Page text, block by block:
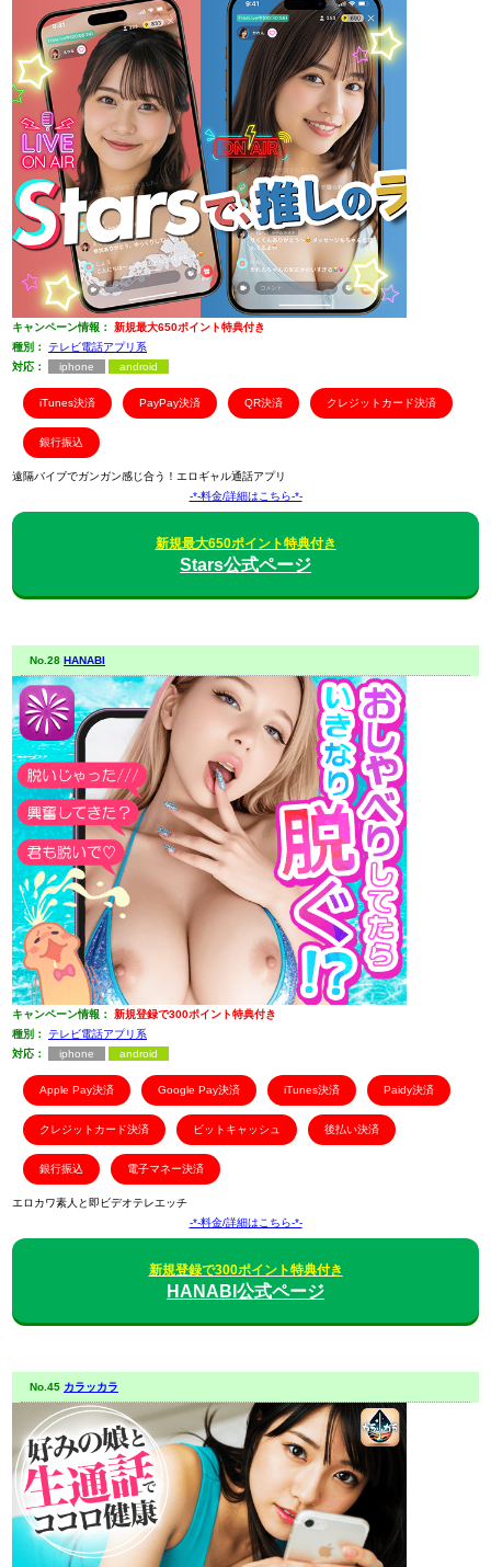
キャンペーン情報：
新規最大650ポイント特典付き
種別：
テレビ電話アプリ系
対応：
iphone android
iTunes決済 PayPay決済 QR決済 クレジットカード決済
銀行振込
遠隔バイブでガンガン感じ合う！エロギャル通話アプリ
-*-料金/詳細はこちら-*-
新規最大650ポイント特典付き
Stars公式ページ
No.28 HANABI
キャンペーン情報：
新規登録で300ポイント特典付き
種別：
テレビ電話アプリ系
対応：
iphone android
Apple Pay決済 Google Pay決済 iTunes決済 Paidy決済
クレジットカード決済 ビットキャッシュ 後払い決済
銀行振込 電子マネー決済
エロカワ素人と即ビデオテレエッチ
-*-料金/詳細はこちら-*-
新規登録で300ポイント特典付き
HANABI公式ページ
No.45 カラッカラ